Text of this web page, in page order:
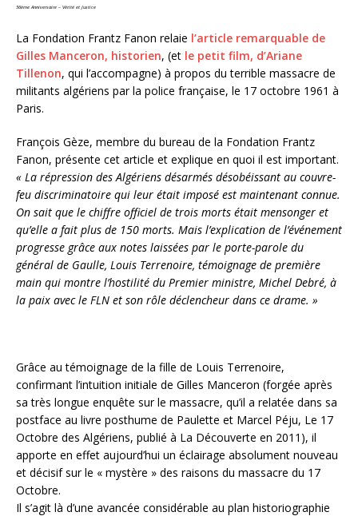
56ème Anniversaire – Vérité et Justice
La Fondation Frantz Fanon relaie l’article remarquable de
Gilles Manceron, historien, (et le petit film, d’Ariane
Tillenon, qui l’accompagne) à propos du terrible massacre de
militants algériens par la police française, le 17 octobre 1961 à
Paris.
François Gèze, membre du bureau de la Fondation Frantz
Fanon, présente cet article et explique en quoi il est important.
« La répression des Algériens désarmés désobéissant au couvre-
feu discriminatoire qui leur était imposé est maintenant connue.
On sait que le chiffre officiel de trois morts était mensonger et
qu’elle a fait plus de 150 morts. Mais l’explication de l’événement
progresse grâce aux notes laissées par le porte-parole du
général de Gaulle, Louis Terrenoire, témoignage de première
main qui montre l’hostilité du Premier ministre, Michel Debré, à
la paix avec le FLN et son rôle déclencheur dans ce drame. »
Grâce au témoignage de la fille de Louis Terrenoire,
confirmant l’intuition initiale de Gilles Manceron (forgée après
sa très longue enquête sur le massacre, qu’il a relatée dans sa
postface au livre posthume de Paulette et Marcel Péju, Le 17
Octobre des Algériens, publié à La Découverte en 2011), il
apporte en effet aujourd’hui un éclairage absolument nouveau
et décisif sur le « mystère » des raisons du massacre du 17
Octobre.
Il s’agit là d’une avancée considérable au plan historiographie